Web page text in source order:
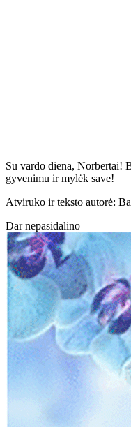
Su vardo diena, Norbertai!
gyvenimu ir mylėk save!
Atviruko ir teksto autorė:
Dar nepasidalino